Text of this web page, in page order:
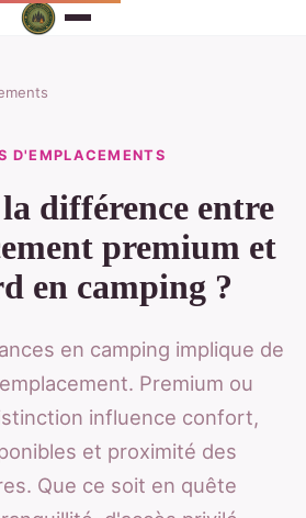
D'EMPLACEMENTS
différence entre
premium et
en camping ?
en camping implique de
Premium ou
influence confort,
et proximité des
Que ce soit en quête